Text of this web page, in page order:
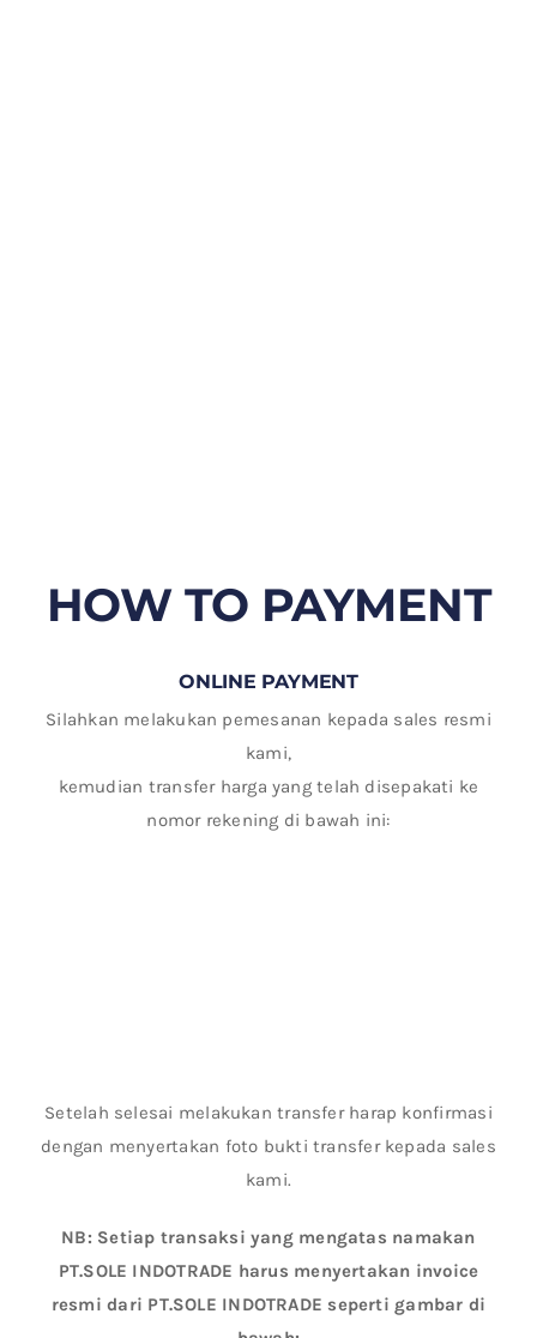
HOW TO PAYMENT
ONLINE PAYMENT
Silahkan melakukan pemesanan kepada sales resmi
kami,
kemudian transfer harga yang telah disepakati ke
nomor rekening di bawah ini:
Setelah selesai melakukan transfer harap konfirmasi
dengan menyertakan foto bukti transfer kepada sales
kami.
NB: Setiap transaksi yang mengatas namakan
PT.SOLE INDOTRADE harus menyertakan invoice
resmi dari PT.SOLE INDOTRADE seperti gambar di